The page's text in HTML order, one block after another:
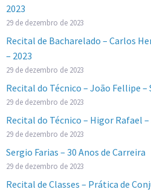
2023
29 de dezembro de 2023
Recital de Bacharelado – Carlos
– 2023
29 de dezembro de 2023
Recital do Técnico – João Fellipe –
29 de dezembro de 2023
Recital do Técnico – Higor Rafael –
29 de dezembro de 2023
Sergio Farias – 30 Anos de Carreira
29 de dezembro de 2023
Recital de Classes – Prática de